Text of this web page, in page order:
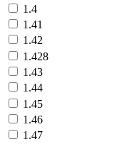
1.4
1.41
1.42
1.428
1.43
1.44
1.45
1.46
1.47